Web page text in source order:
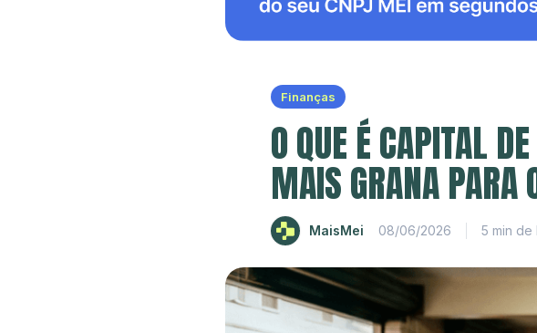
Finanças
O QUE É CAPITAL
MAIS GRANA PARA
MaisMei 08/06/2026 5 min de